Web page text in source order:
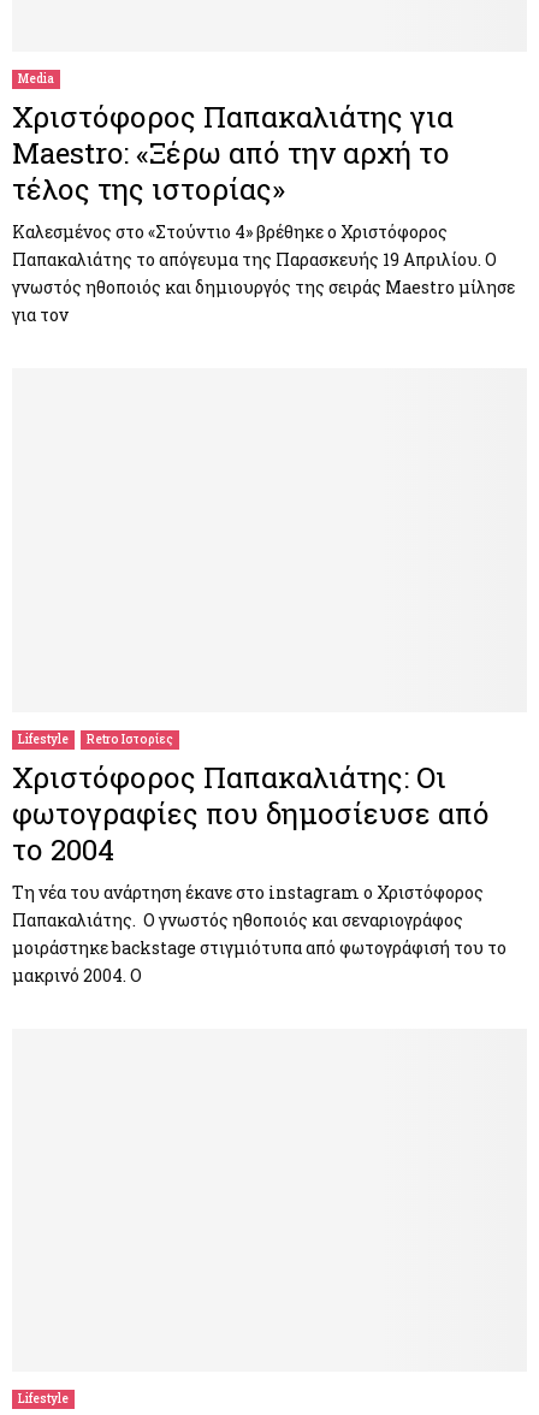
E
N
U
Media
Χριστόφορος Παπακαλιάτης για
Maestro: «Ξέρω από την αρχή το
τέλος της ιστορίας»
Καλεσμένος στο «Στούντιο 4» βρέθηκε ο Χριστόφορος
Παπακαλιάτης το απόγευμα της Παρασκευής 19 Απριλίου. Ο
γνωστός ηθοποιός και δημιουργός της σειράς Maestro μίλησε
για τον
Lifestyle Retro Ιστορίες
Χριστόφορος Παπακαλιάτης: Οι
φωτογραφίες που δημοσίευσε από
το 2004
Τη νέα του ανάρτηση έκανε στο instagram ο Χριστόφορος
Παπακαλιάτης. Ο γνωστός ηθοποιός και σεναριογράφος
μοιράστηκε backstage στιγμιότυπα από φωτογράφισή του το
μακρινό 2004. Ο
Lifestyle